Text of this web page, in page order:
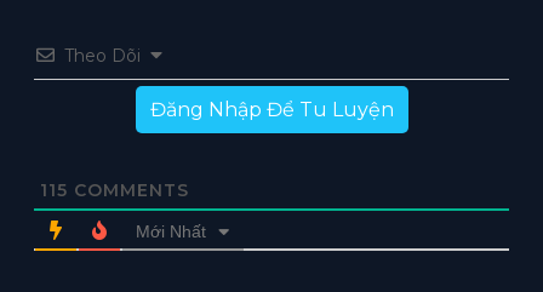
Theo Dõi
Đăng Nhập Để Tu Luyện
115 COMMENTS
Mới Nhất